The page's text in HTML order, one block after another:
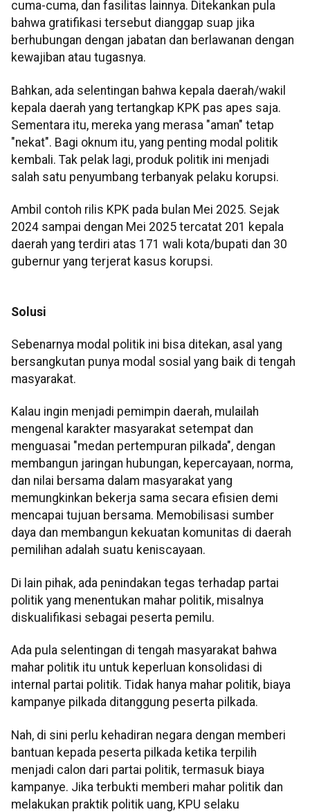
cuma-cuma, dan fasilitas lainnya. Ditekankan pula
bahwa gratifikasi tersebut dianggap suap jika
berhubungan dengan jabatan dan berlawanan dengan
kewajiban atau tugasnya.
Bahkan, ada selentingan bahwa kepala daerah/wakil
kepala daerah yang tertangkap KPK pas apes saja.
Sementara itu, mereka yang merasa "aman" tetap
"nekat". Bagi oknum itu, yang penting modal politik
kembali. Tak pelak lagi, produk politik ini menjadi
salah satu penyumbang terbanyak pelaku korupsi.
Ambil contoh rilis KPK pada bulan Mei 2025. Sejak
2024 sampai dengan Mei 2025 tercatat 201 kepala
daerah yang terdiri atas 171 wali kota/bupati dan 30
gubernur yang terjerat kasus korupsi.
Solusi
Sebenarnya modal politik ini bisa ditekan, asal yang
bersangkutan punya modal sosial yang baik di tengah
masyarakat.
Kalau ingin menjadi pemimpin daerah, mulailah
mengenal karakter masyarakat setempat dan
menguasai "medan pertempuran pilkada", dengan
membangun jaringan hubungan, kepercayaan, norma,
dan nilai bersama dalam masyarakat yang
memungkinkan bekerja sama secara efisien demi
mencapai tujuan bersama. Memobilisasi sumber
daya dan membangun kekuatan komunitas di daerah
pemilihan adalah suatu keniscayaan.
Di lain pihak, ada penindakan tegas terhadap partai
politik yang menentukan mahar politik, misalnya
diskualifikasi sebagai peserta pemilu.
Ada pula selentingan di tengah masyarakat bahwa
mahar politik itu untuk keperluan konsolidasi di
internal partai politik. Tidak hanya mahar politik, biaya
kampanye pilkada ditanggung peserta pilkada.
Nah, di sini perlu kehadiran negara dengan memberi
bantuan kepada peserta pilkada ketika terpilih
menjadi calon dari partai politik, termasuk biaya
kampanye. Jika terbukti memberi mahar politik dan
melakukan praktik politik uang, KPU selaku